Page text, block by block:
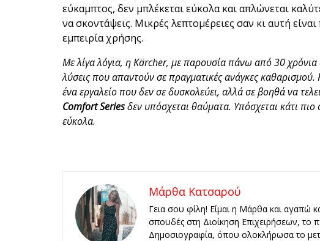
εύκαμπτος, δεν μπλέκεται εύκολα και απλώνεται
να σκοντάψεις. Μικρές λεπτομέρειες σαν κι αυτή
εμπειρία χρήσης.
Με λίγα λόγια, η Kärcher, με παρουσία πάνω από 30 χρόνια
λύσεις που απαντούν σε πραγματικές ανάγκες καθαρισμού.
ένα εργαλείο που δεν σε δυσκολεύει, αλλά σε βοηθά να
Comfort Seriesδεν υπόσχεται θαύματα. Υπόσχεται κάτι
εύκολα.
Μάρθα Κατσαρού
Γεια σου φίλη! Είμαι η Μάρθα και αγαπώ
σπουδές στη Διοίκηση Επιχειρήσεων, το
Δημοσιογραφία, όπου ολοκλήρωσα το